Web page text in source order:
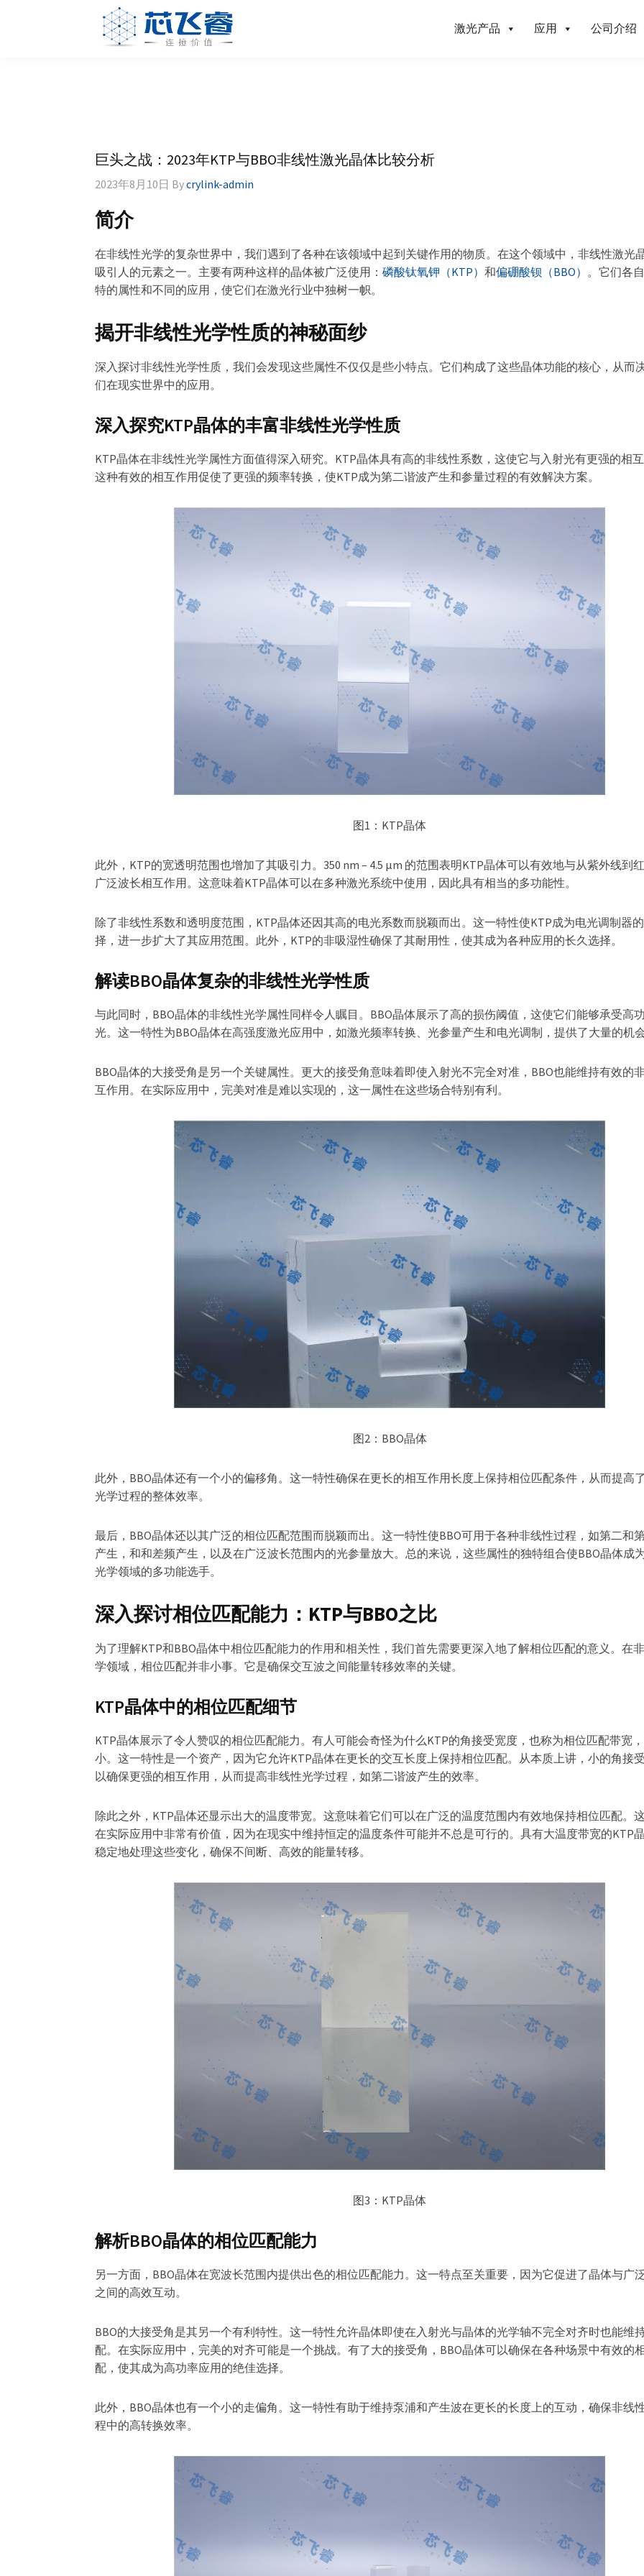
性
晶
调
晶
体，
激
器
激光产品 应用 公司介绍
巨头之战：2023年KTP与BBO非线性激光晶体比较分析
2023年8月10日 Bycrylink-admin
简介
在非线性光学的复杂世界中，我们遇到了各种在该领域中起到关键作用的物质。在这个领域中，非线性激光
吸引人的元素之一。主要有两种这样的晶体被广泛使用： 磷酸钛氧钾（KTP） 和偏硼酸钡（BBO） 。它们各
特的属性和不同的应用，使它们在激光行业中独树一帜。
揭开非线性光学性质的神秘面纱
深入探讨非线性光学性质，我们会发现这些属性不仅仅是些小特点。它们构成了这些晶体功能的核心，从而
们在现实世界中的应用。
深入探究KTP晶体的丰富非线性光学性质
KTP晶体在非线性光学属性方面值得深入研究。KTP晶体具有高的非线性系数，这使它与入射光有更强的相互
这种有效的相互作用促使了更强的频率转换，使KTP成为第二谐波产生和参量过程的有效解决方案。
图1：KTP晶体
此外，KTP的宽透明范围也增加了其吸引力。350 nm – 4.5 µm 的范围表明KTP晶体可以有效地与从紫外线到
广泛波长相互作用。这意味着KTP晶体可以在多种激光系统中使用，因此具有相当的多功能性。
除了非线性系数和透明度范围，KTP晶体还因其高的电光系数而脱颖而出。这一特性使KTP成为电光调制器
择，进一步扩大了其应用范围。此外，KTP的非吸湿性确保了其耐用性，使其成为各种应用的长久选择。
解读BBO晶体复杂的非线性光学性质
与此同时，BBO晶体的非线性光学属性同样令人瞩目。BBO晶体展示了高的损伤阈值，这使它们能够承受高
光。这一特性为BBO晶体在高强度激光应用中，如激光频率转换、光参量产生和电光调制，提供了大量的机会
BBO晶体的大接受角是另一个关键属性。更大的接受角意味着即使入射光不完全对准，BBO也能维持有效的
互作用。在实际应用中，完美对准是难以实现的，这一属性在这些场合特别有利。
图2：BBO晶体
此外，BBO晶体还有一个小的偏移角。这一特性确保在更长的相互作用长度上保持相位匹配条件，从而提高
光学过程的整体效率。
最后，BBO晶体还以其广泛的相位匹配范围而脱颖而出。这一特性使BBO可用于各种非线性过程，如第二和
产生，和和差频产生，以及在广泛波长范围内的光参量放大。总的来说，这些属性的独特组合使BBO晶体成
光学领域的多功能选手。
深入探讨相位匹配能力：KTP与BBO之比
为了理解KTP和BBO晶体中相位匹配能力的作用和相关性，我们首先需要更深入地了解相位匹配的意义。在
学领域，相位匹配并非小事。它是确保交互波之间能量转移效率的关键。
KTP晶体中的相位匹配细节
KTP晶体展示了令人赞叹的相位匹配能力。有人可能会奇怪为什么KTP的角接受宽度，也称为相位匹配带宽
小。这一特性是一个资产，因为它允许KTP晶体在更长的交互长度上保持相位匹配。从本质上讲，小的角接
以确保更强的相互作用，从而提高非线性光学过程，如第二谐波产生的效率。
除此之外，KTP晶体还显示出大的温度带宽。这意味着它们可以在广泛的温度范围内有效地保持相位匹配。
在实际应用中非常有价值，因为在现实中维持恒定的温度条件可能并不总是可行的。具有大温度带宽的KTP
稳定地处理这些变化，确保不间断、高效的能量转移。
图3：KTP晶体
解析BBO晶体的相位匹配能力
另一方面，BBO晶体在宽波长范围内提供出色的相位匹配能力。这一特点至关重要，因为它促进了晶体与广
之间的高效互动。
BBO的大接受角是其另一个有利特性。这一特性允许晶体即使在入射光与晶体的光学轴不完全对齐时也能维
配。在实际应用中，完美的对齐可能是一个挑战。有了大的接受角，BBO晶体可以确保在各种场景中有效的
配，使其成为高功率应用的绝佳选择。
此外，BBO晶体也有一个小的走偏角。这一特性有助于维持泵浦和产生波在更长的长度上的互动，确保非线
程中的高转换效率。